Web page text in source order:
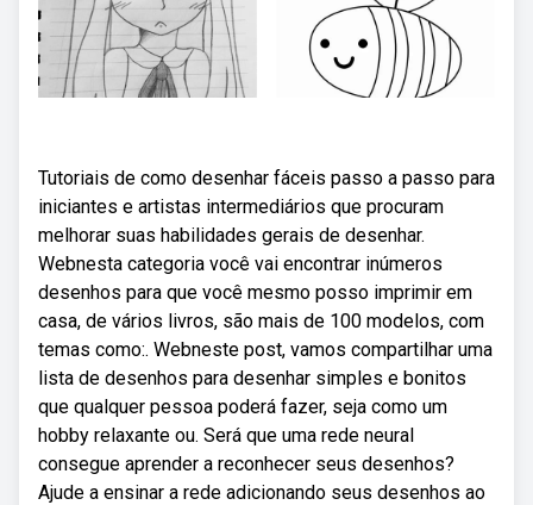
Tutoriais de como desenhar fáceis passo a passo para
iniciantes e artistas intermediários que procuram
melhorar suas habilidades gerais de desenhar.
Webnesta categoria você vai encontrar inúmeros
desenhos para que você mesmo posso imprimir em
casa, de vários livros, são mais de 100 modelos, com
temas como:. Webneste post, vamos compartilhar uma
lista de desenhos para desenhar simples e bonitos
que qualquer pessoa poderá fazer, seja como um
hobby relaxante ou. Será que uma rede neural
consegue aprender a reconhecer seus desenhos?
Ajude a ensinar a rede adicionando seus desenhos ao